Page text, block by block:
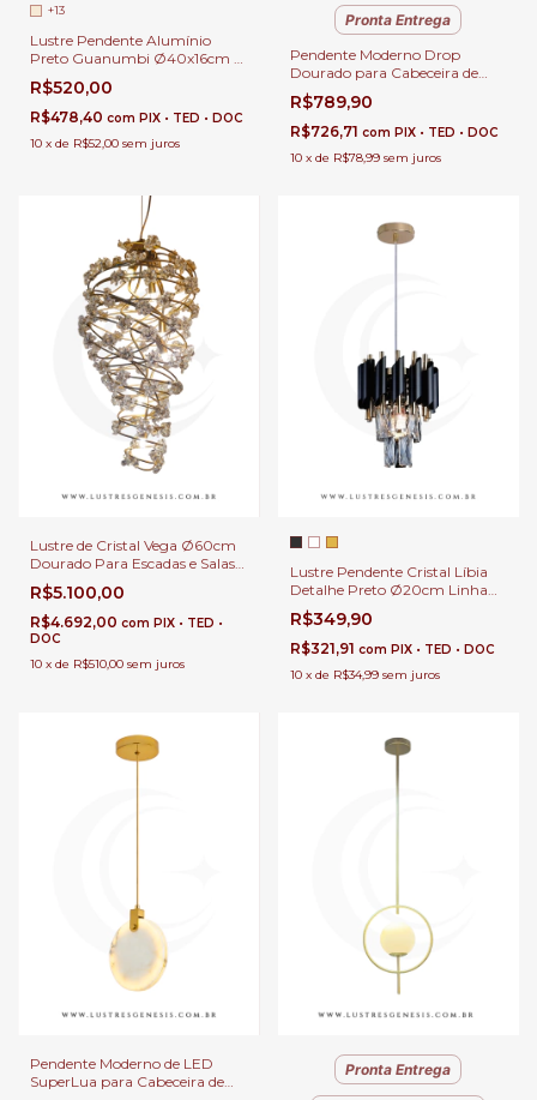
+13
Lustre Pendente Alumínio
Preto Guanumbi Ø40x16cm 1x
MR11 GU10 Para Sala de Estar e
Jantar
R$520,00
R$478,40 com PIX • TED • DOC
10 x de R$52,00 sem juros
Pronta Entrega
Pendente Moderno Drop
Dourado para Cabeceira de
Cama, Balcão de Cozinha,
Quartos e Lavabo
R$789,90
R$726,71 com PIX • TED • DOC
10 x de R$78,99 sem juros
Lustre de Cristal Vega Ø60cm
Dourado Para Escadas e Salas
Pé Direito Duplo e Alto
R$5.100,00
R$4.692,00 com PIX • TED •
DOC
10 x de R$510,00 sem juros
Lustre Pendente Cristal Líbia
Detalhe Preto Ø20cm Linha
Contemporânea Para Balcão,
Lavabos e Cabeceira
R$349,90
R$321,91 com PIX • TED • DOC
10 x de R$34,99 sem juros
Pendente Moderno de LED
SuperLua para Cabeceira de
Pronta Entrega